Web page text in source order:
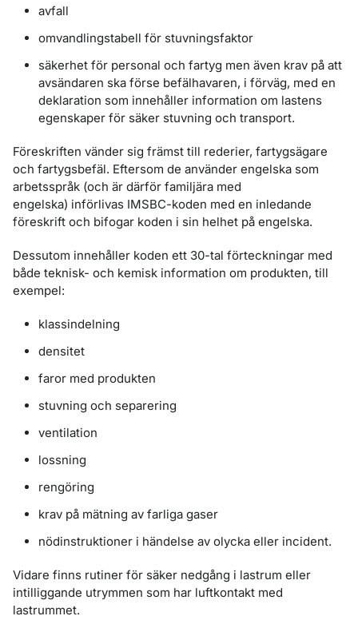
avfall
omvandlingstabell för stuvningsfaktor
säkerhet för personal och fartyg men även krav på att
avsändaren ska förse befälhavaren, i förväg, med en
deklaration som innehåller information om lastens
egenskaper för säker stuvning och transport.
Föreskriften vänder sig främst till rederier, fartygsägare
och fartygsbefäl. Eftersom de använder engelska som
arbetsspråk (och är därför familjära med
engelska) införlivas IMSBC-koden med en inledande
föreskrift och bifogar koden i sin helhet på engelska.
Dessutom innehåller koden ett 30-tal förteckningar med
både teknisk- och kemisk information om produkten, till
exempel:
klassindelning
densitet
faror med produkten
stuvning och separering
ventilation
lossning
rengöring
krav på mätning av farliga gaser
nödinstruktioner i händelse av olycka eller incident.
Vidare finns rutiner för säker nedgång i lastrum eller
intilliggande utrymmen som har luftkontakt med
lastrummet.